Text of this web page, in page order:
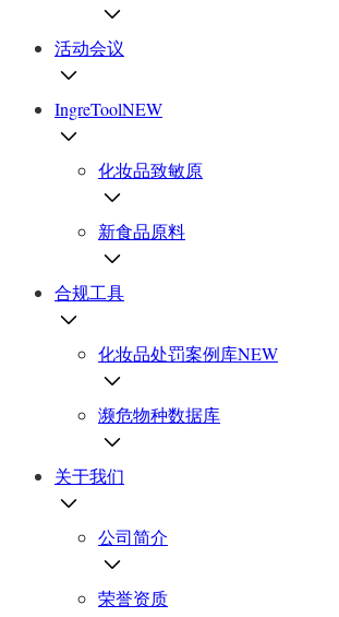
活动会议
IngreToolNEW
化妆品致敏原
新食品原料
合规工具
化妆品处罚案例库NEW
濒危物种数据库
关于我们
公司简介
荣誉资质